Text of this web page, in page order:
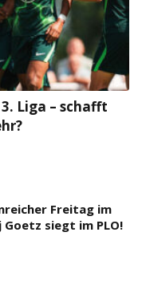
Liga – schafft
Freitag im
Goetz siegt im PLO!